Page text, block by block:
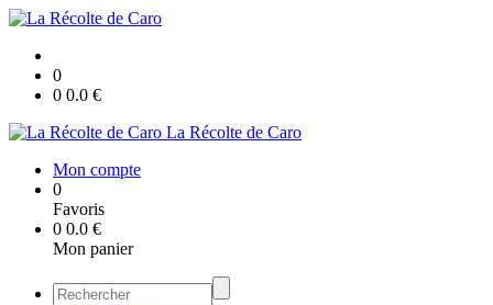
0
0 0.0 €
La Récolte de Caro
Mon compte
0
Favoris
0 0.0 €
Mon panier